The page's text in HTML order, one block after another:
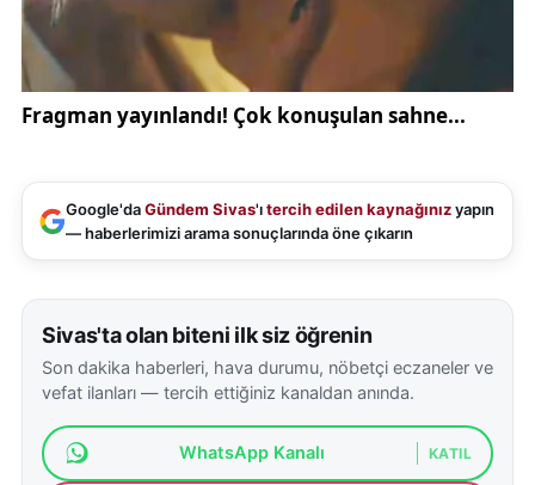
Google'daGündem Sivas'ıtercih edilen kaynağınızyapın
— haberlerimizi arama sonuçlarında öne çıkarın
Sivas'ta olan biteni ilk siz öğrenin
Son dakika haberleri, hava durumu, nöbetçi eczaneler ve
vefat ilanları — tercih ettiğiniz kanaldan anında.
WhatsApp Kanalı KATIL